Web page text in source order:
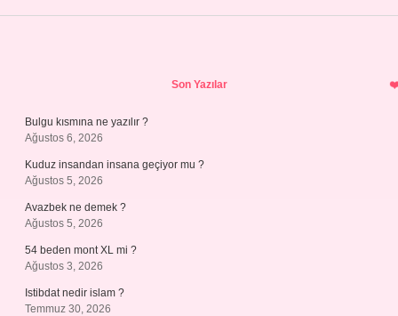
Son Yazılar
Bulgu kısmına ne yazılır ?
Ağustos 6, 2026
Kuduz insandan insana geçiyor mu ?
Ağustos 5, 2026
Avazbek ne demek ?
Ağustos 5, 2026
54 beden mont XL mi ?
Ağustos 3, 2026
Istibdat nedir islam ?
Temmuz 30, 2026